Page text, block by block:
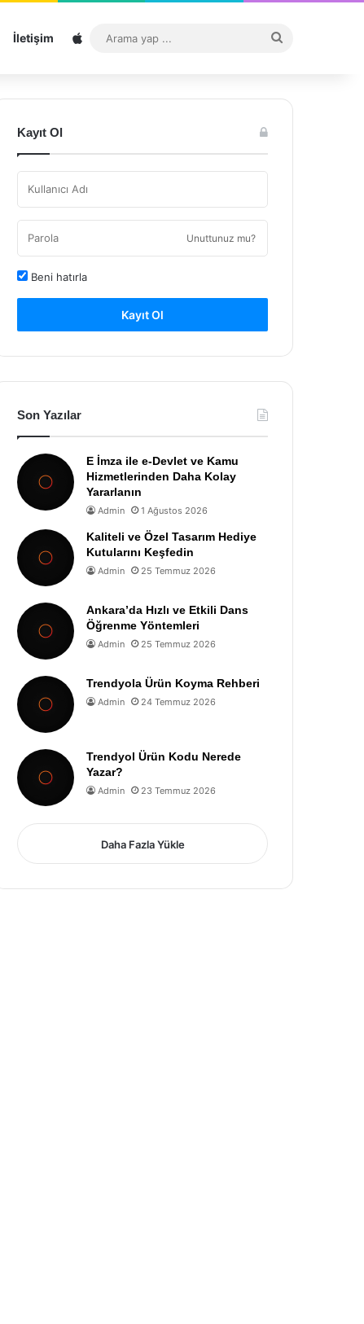
İletişim Sitemap
...
Kayıt Ol
Unuttunuz mu?
Beni hatırla
Kayıt Ol
Son Yazılar
E İmza ile e-Devlet ve Kamu
Hizmetlerinden Daha Kolay
Yararlanın
Admin 1 Ağustos 2026
Kaliteli ve Özel Tasarım Hediye
Kutularını Keşfedin
Admin 25 Temmuz 2026
Ankara’da Hızlı ve Etkili Dans
Öğrenme Yöntemleri
Admin 25 Temmuz 2026
Trendyola Ürün Koyma Rehberi
Admin 24 Temmuz 2026
Trendyol Ürün Kodu Nerede
Yazar?
Admin 23 Temmuz 2026
Daha Fazla Yükle